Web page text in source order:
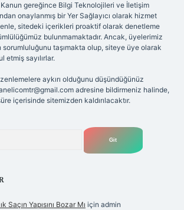
Kanun gereğince Bilgi Teknolojileri ve İletişim
onaylanmış bir Yer Sağlayıcı olarak hizmet
sitedeki içerikleri proaktif olarak denetleme
bulunmamaktadır. Ancak, üyelerimiz
sorumluluğunu taşımakta olup, siteye üye olarak
etmiş sayılırlar.
aykırı olduğunu düşündüğünüz
adresine bildirmeniz halinde,
içerisinde sitemizden kaldırılacaktır.
Saçın Yapısını Bozar Mı için admin